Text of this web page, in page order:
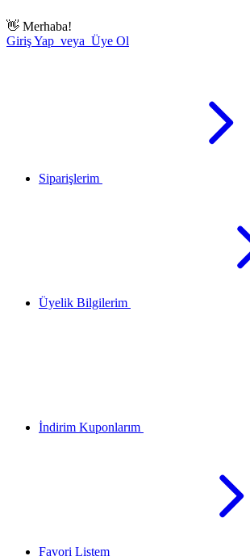
👋 Merhaba!
Giriş Yap veya Üye Ol
Siparişlerim
Üyelik Bilgilerim
İndirim Kuponlarım
Favori Listem